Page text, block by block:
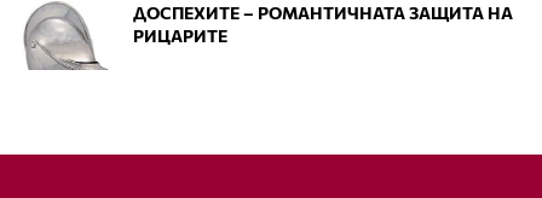
ДОСПЕХИТЕ – РОМАНТИЧНАТА ЗАЩИТА НА
РИЦАРИТЕ